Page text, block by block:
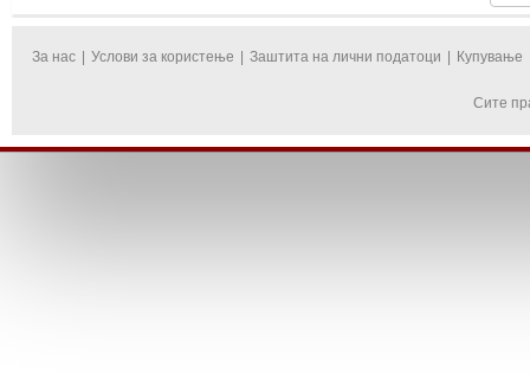
За нас Услови за користење Заштита на лични податоци Купување
Сите